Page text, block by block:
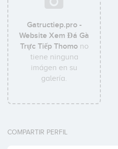
Gatructiep.pro -
Website Xem Đá Gà
Trực Tiếp Thomono
tiene ninguna
imágen en su
galería.
COMPARTIR PERFIL